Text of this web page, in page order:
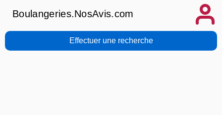
Boulangeries.NosAvis.com
Effectuer une recherche